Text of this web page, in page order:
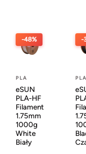
-48%
PLA
eSUN
PLA-HF
Filament
1.75mm
1000g
White
Biały
-
PLA